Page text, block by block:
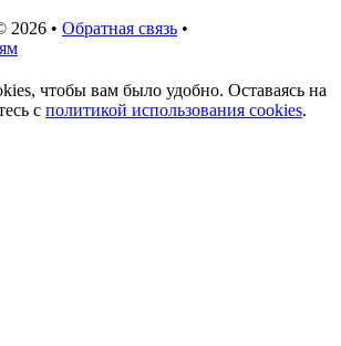
2026 • Обратная связь •
чтобы вам было удобно. Оставаясь на
с политикой использования cookies.